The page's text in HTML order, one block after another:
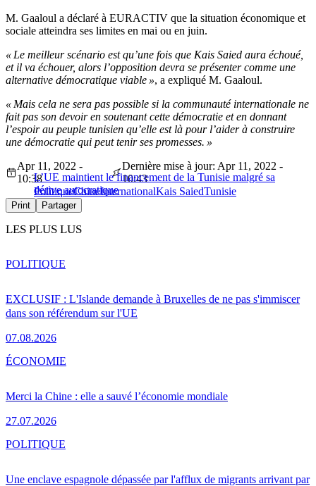
M. Gaaloul a déclaré à EURACTIV que la situation économique et
sociale atteindra ses limites en mai ou en juin.
« Le meilleur scénario est qu’une fois que Kais Saied aura échoué,
et il va échouer, alors l’opposition devra se présenter comme une
alternative démocratique viable », a expliqué M. Gaaloul.
« Mais cela ne sera pas possible si la communauté internationale ne
fait pas son devoir en soutenant cette démocratie et en donnant
l’espoir au peuple tunisien qu’elle est là pour l’aider à construire
une démocratie qui peut tenir ses promesses. »
L’UE maintient le financement de la Tunisie malgré sa
dérive autocratique
Apr 11, 2022 -
10:38
Dernière mise à jour: Apr 11, 2022 -
10:43
PolitiqueChineInternationalKais SaiedTunisie
Print Partager
LES PLUS LUS
EXCLUSIF : L'Islande demande à Bruxelles de ne pas s'immiscer
dans son référendum sur l'UE
07.08.2026
POLITIQUE
Merci la Chine : elle a sauvé l’économie mondiale
27.07.2026
ÉCONOMIE
Une enclave espagnole dépassée par l'afflux de migrants arrivant par
POLITIQUE